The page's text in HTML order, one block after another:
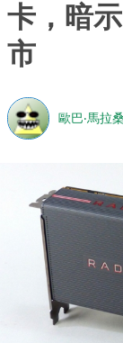
卡，暗
市
歐巴‧馬拉桑